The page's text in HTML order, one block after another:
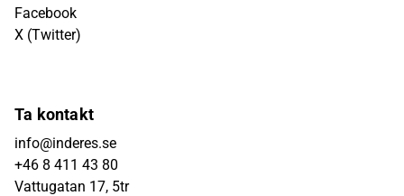
Facebook
X (Twitter)
Ta kontakt
info@inderes.se
+46 8 411 43 80
Vattugatan 17, 5tr